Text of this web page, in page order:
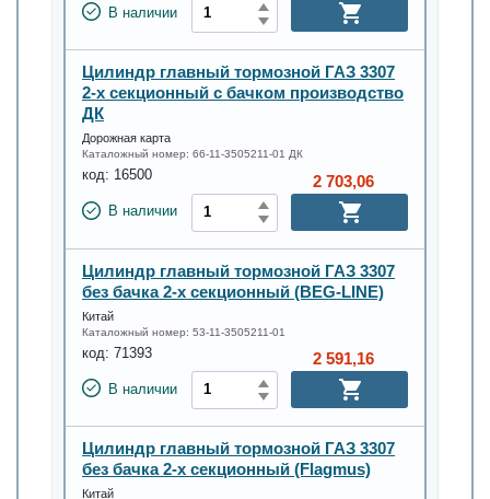
В наличии
Цилиндр главный тормозной ГАЗ 3307
2-х секционный с бачком производство
ДК
Дорожная карта
Каталожный номер: 66-11-3505211-01 ДК
код: 16500
В наличии
2 703,06
Цилиндр главный тормозной ГАЗ 3307
без бачка 2-х секционный (BEG-LINE)
Китай
Каталожный номер: 53-11-3505211-01
код: 71393
В наличии
2 591,16
Цилиндр главный тормозной ГАЗ 3307
без бачка 2-х секционный (Flagmus)
Китай